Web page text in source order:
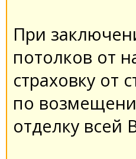
При
потолков от
стрaховку от
по
отделку